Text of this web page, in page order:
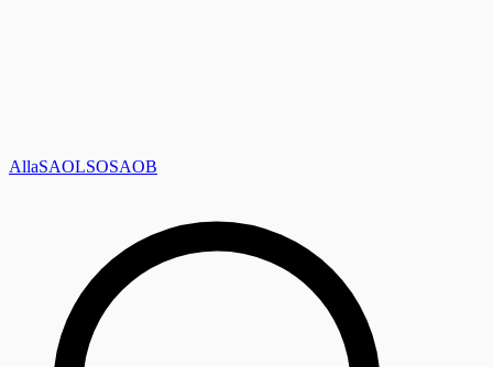
AllaSAOLSOSAOB